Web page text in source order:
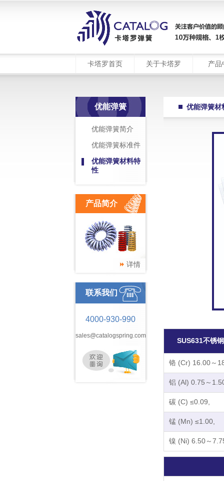
卡塔罗首页 关于卡塔罗 产品
优能弹簧
优能弹簧简介
优能弹簧标准件
优能弹簧材料特
性
产品简介
详情
联系我们
4000-930-990
sales@catalogspring.com
优能弹簧材
SUS631不锈
铬 (Cr) 16.00～
铝 (Al) 0.75～
碳 (C) ≤0.09,
锰 (Mn) ≤1.00,
镍 (Ni) 6.50～